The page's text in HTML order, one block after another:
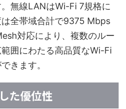
無線LANはWi-Fi 7規格に
全帯域合計で9375 Mbps
対応により、複数のルー
囲にわたる高品質なWi-Fi
きます。
た優位性